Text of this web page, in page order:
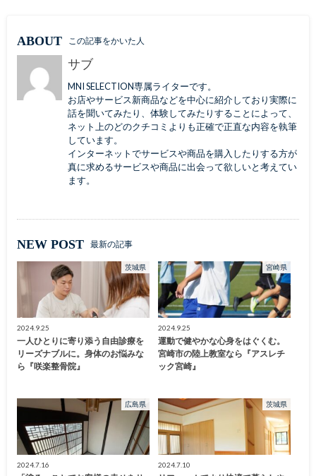
ABOUT この記事をかいた人
サブ
MNI SELECTION専属ライターです。
お店やサービス新商品などを中心に紹介しており実際に
話を聞いてみたり、体験してみたりすることによって、
ネット上のどのクチコミよりも正確で正直な内容を執筆
しています。
インターネットでサービスや商品を購入したりする方が
真に求めるサービスや商品に出会って欲しいと考えてい
ます。
NEW POST 最新の記事
茨城県
2024.9.25
一人ひとりに寄り添う自由診療を
リーズナブルに。身体のお悩みな
ら『咲楽整骨院』
宮崎県
2024.9.25
運動で健やかな心身をはぐくむ。
宮崎市の陸上教室なら『アスレチ
ック宮崎』
広島県
2024.7.16
茨城県
2024.7.10